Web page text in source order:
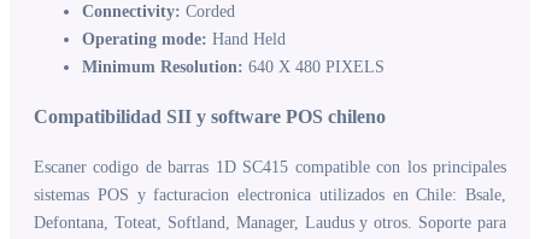
Connectivity: Corded
Operating mode: Hand Held
Minimum Resolution: 640 X 480 PIXELS
Compatibilidad SII y software POS chileno
Escaner codigo de barras 1D SC415 compatible con los principales
sistemas POS y facturacion electronica utilizados en Chile: Bsale,
Defontana, Toteat, Softland, Manager, Laudus y otros. Soporte para